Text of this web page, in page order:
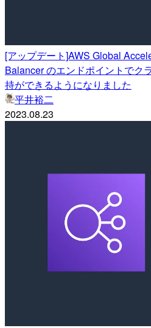
[アップデート]AWS Global
Balancer のエンドポイントでク
持ができるようになりました
平井裕二
2023.08.23